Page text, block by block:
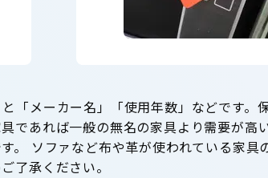
「メーカー名」「使用年数」などです
であれば一般の無名の家具より需要が
。 ソファなど布や革が使われている家
了承ください。